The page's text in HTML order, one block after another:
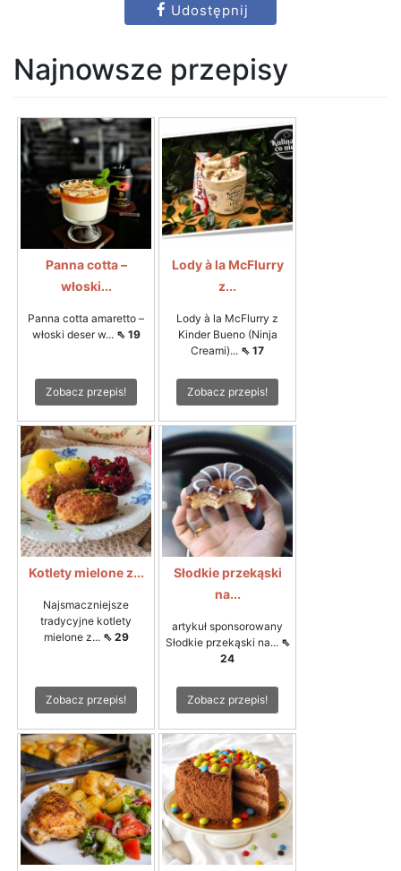
Udostępnij
Najnowsze przepisy
Panna cotta –
włoski...
Panna cotta amaretto –
włoski deser w... ⇖ 19
Zobacz przepis!
Lody à la McFlurry
z...
Lody à la McFlurry z
Kinder Bueno (Ninja
Creami)... ⇖ 17
Zobacz przepis!
Kotlety mielone z...
Najsmaczniejsze
tradycyjne kotlety
mielone z... ⇖ 29
Zobacz przepis!
Słodkie przekąski
na...
artykuł sponsorowany
Słodkie przekąski na... ⇖
24
Zobacz przepis!